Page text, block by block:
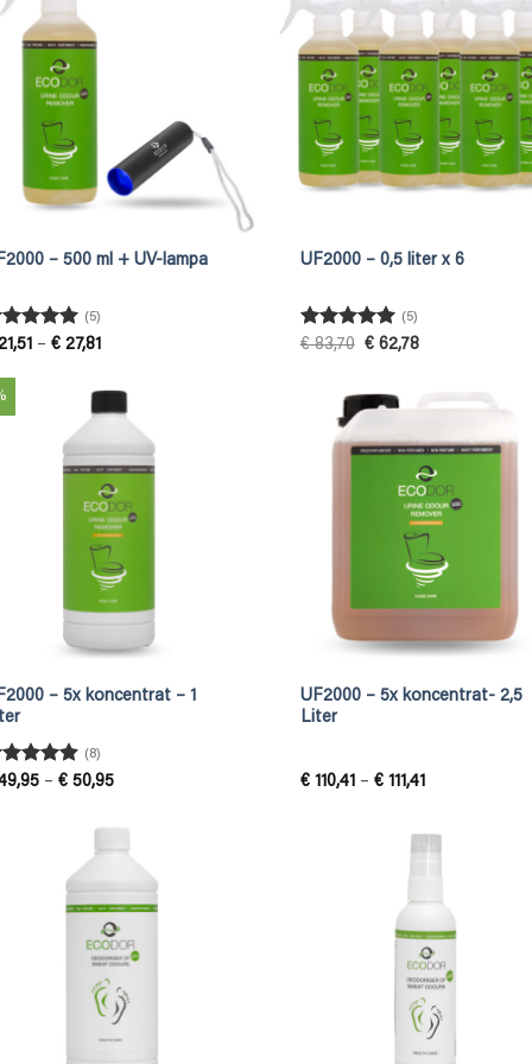
– 500 ml + UV-lampa
5
(5)
– € 27,81Prisintervall:
€ 27,81
UF2000 – 0,5 liter x 6
Betygsatt5
(5)
€83,70 Det
var:
€ 83,70.
€ 62,78Det
€ 62,78.
– 5x koncentrat – 1
(8)
– € 50,95Prisintervall:
€ 50,95
UF2000 – 5x koncentrat- 2,5
Liter
€110,41 – €111,41
€ 111,41